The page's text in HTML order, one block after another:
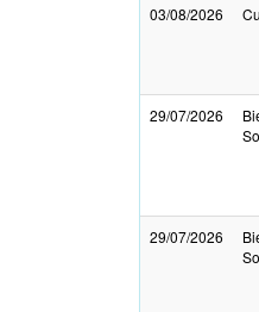
03/08/2026
29/07/2026
29/07/2026